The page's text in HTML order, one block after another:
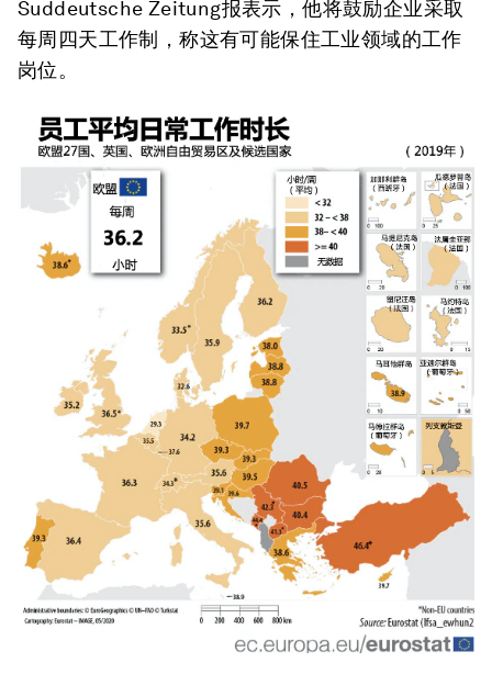
Suddeutsche Zeitung报表示，他将鼓励企业采取
每周四天工作制，称这有可能保住工业领域的工作
岗位。